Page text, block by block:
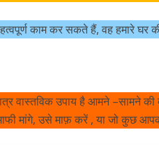
काम कर सकते हैं, वह हमारे घर की
वास्तविक उपाय है आमने –सामने
माफी मांगे, उसे माफ़ करें , या जो कुछ